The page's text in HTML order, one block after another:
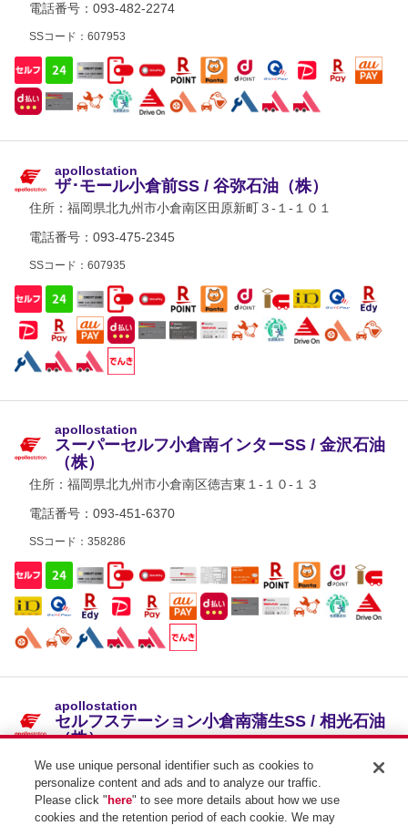
電話番号：093-482-2274
SSコード：607953
apollostation
ザ･モール小倉前SS / 谷弥石油（株）
住所： 福岡県北九州市小倉南区田原新町３-１-１０１
電話番号：093-475-2345
SSコード：607935
apollostation
スーパーセルフ小倉南インターSS / 金沢石油
（株）
住所： 福岡県北九州市小倉南区徳吉東１-１０-１３
電話番号：093-451-6370
SSコード：358286
apollostation
セルフステーション小倉南蒲生SS / 相光石油
（株）
住所：福岡県北九州市小倉南区蒲生２-１１-１
電話番号：093-562-5512
SSコード：635762
We use unique personal identifier such as cookies to
personalize content and ads and to analyze our traffic.
Please click " here" to see more details about how we use
cookies and the retention period of each cookie. We may